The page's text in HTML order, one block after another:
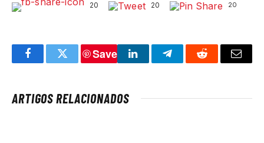
20
20 20
FacebookTwitter
Save
LinkedInTelegramReddit Email
ARTIGOS RELACIONADOS